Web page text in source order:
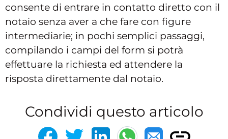
consente di entrare in contatto diretto con il
notaio senza aver a che fare con figure
intermediarie; in pochi semplici passaggi,
compilando i campi del form si potrà
effettuare la richiesta ed attendere la
risposta direttamente dal notaio.
Condividi questo articolo